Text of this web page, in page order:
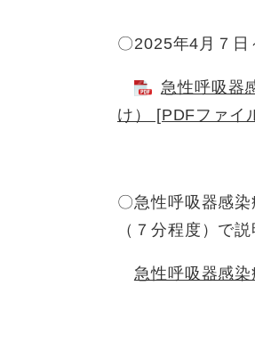
〇2025年4月７日
急性呼吸器
け） [PDFファイ
〇急性呼吸器感
（７分程度）で説
急性呼吸器感